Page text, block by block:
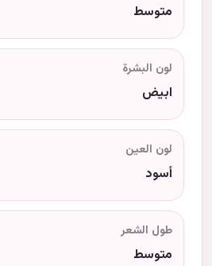
متوسط
لون البشرة
ابيض
لون العين
أسود
طول الشعر
متوسط